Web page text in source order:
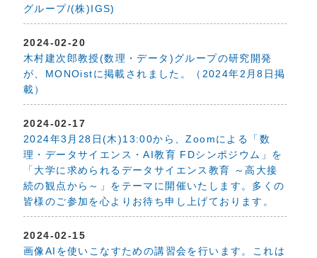
グループ/(株)IGS)
2024-02-20
木村建次郎教授(数理・データ)グループの研究開発
が、MONOistに掲載されました。（2024年2月8日掲
載）
2024-02-17
2024年3月28日(木)13:00から、Zoomによる「数
理・データサイエンス・AI教育 FDシンポジウム」を
「大学に求められるデータサイエンス教育 ～高大接
続の観点から～」をテーマに開催いたします。多くの
皆様のご参加を心よりお待ち申し上げております。
2024-02-15
画像AIを使いこなすための講習会を行います。これは